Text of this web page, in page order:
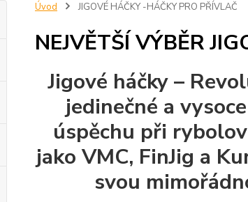
Úvod JIGOVÉ HÁČKY -HÁČKY PRO PŘÍVLAČ
NEJVĚTŠÍ VÝBĚR
Jigové háčky –
jedinečné a
úspěchu při
jako VMC, FinJig a
svou